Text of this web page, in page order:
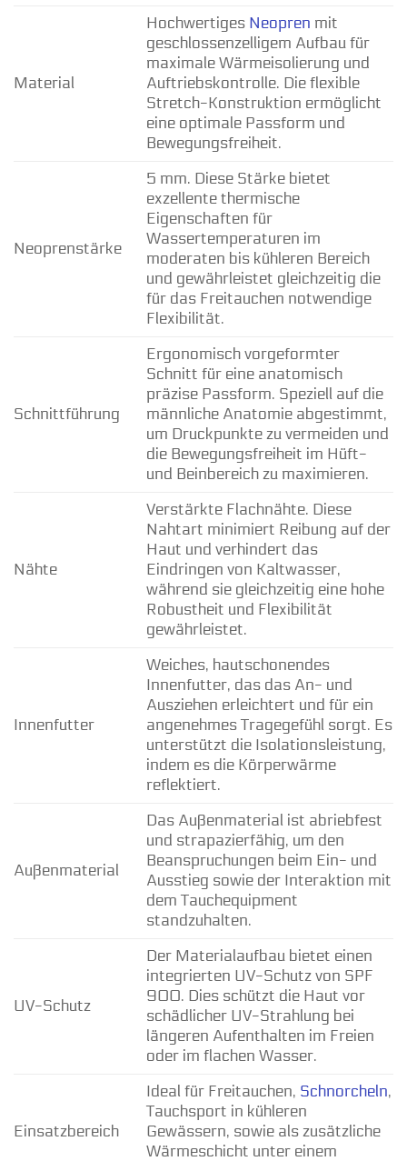
Material
Hochwertiges Neopren mit
geschlossenzelligem Aufbau für
maximale Wärmeisolierung und
Auftriebskontrolle. Die flexible
Stretch-Konstruktion ermöglicht
eine optimale Passform und
Bewegungsfreiheit.
Neoprenstärke
5 mm. Diese Stärke bietet
exzellente thermische
Eigenschaften für
Wassertemperaturen im
moderaten bis kühleren Bereich
und gewährleistet gleichzeitig die
für das Freitauchen notwendige
Flexibilität.
Schnittführung
Ergonomisch vorgeformter
Schnitt für eine anatomisch
präzise Passform. Speziell auf die
männliche Anatomie abgestimmt,
um Druckpunkte zu vermeiden und
die Bewegungsfreiheit im Hüft-
und Beinbereich zu maximieren.
Nähte
Verstärkte Flachnähte. Diese
Nahtart minimiert Reibung auf der
Haut und verhindert das
Eindringen von Kaltwasser,
während sie gleichzeitig eine hohe
Robustheit und Flexibilität
gewährleistet.
Innenfutter
Weiches, hautschonendes
Innenfutter, das das An- und
Ausziehen erleichtert und für ein
angenehmes Tragegefühl sorgt. Es
unterstützt die Isolationsleistung,
indem es die Körperwärme
reflektiert.
Außenmaterial
Das Außenmaterial ist abriebfest
und strapazierfähig, um den
Beanspruchungen beim Ein- und
Ausstieg sowie der Interaktion mit
dem Tauchequipment
standzuhalten.
UV-Schutz
Der Materialaufbau bietet einen
integrierten UV-Schutz von SPF
900. Dies schützt die Haut vor
schädlicher UV-Strahlung bei
längeren Aufenthalten im Freien
oder im flachen Wasser.
Einsatzbereich
Ideal für Freitauchen, Schnorcheln,
Tauchsport in kühleren
Gewässern, sowie als zusätzliche
Wärmeschicht unter einem